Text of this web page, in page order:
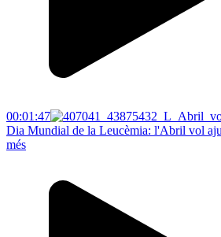
00:01:47
Dia Mundial de la Leucèmia: l'Abril vol
més